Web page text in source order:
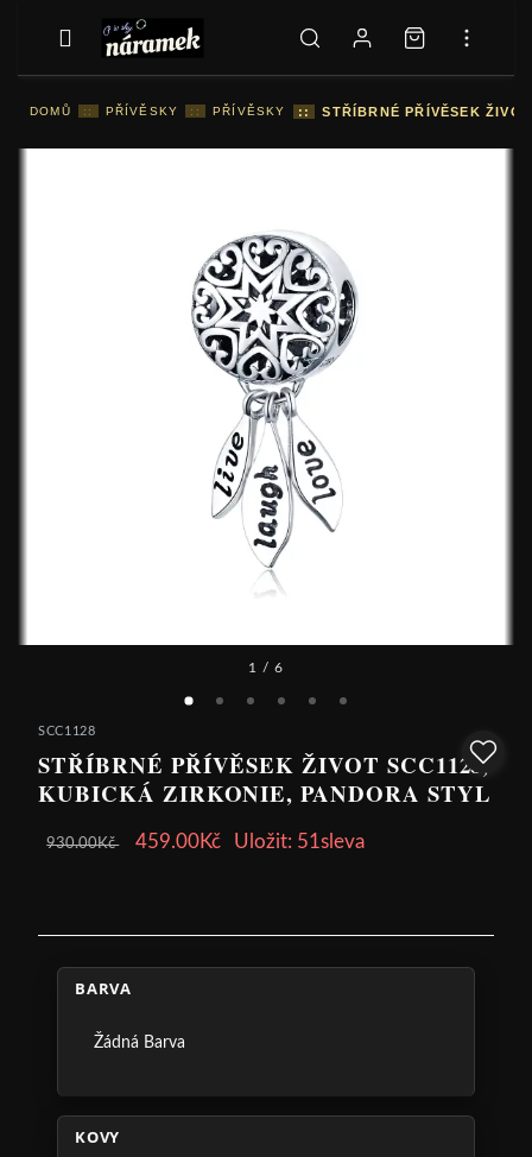
DOMŮ :: PŘÍVĚSKY :: PŘÍVĚSKY :: STŘÍBRNÉ PŘÍVĚSEK
1 / 6
SCC1128
STŘÍBRNÉ PŘÍVĚSEK ŽIVOT SCC1128,
KUBICKÁ ZIRKONIE, PANDORA STYL
930.00Kč 459.00Kč Uložit: 51sleva
BARVA
Žádná Barva
KOVY